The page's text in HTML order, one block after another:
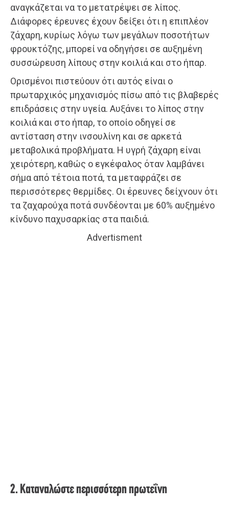
αναγκάζεται να το μετατρέψει σε λίπος.
Διάφορες έρευνες έχουν δείξει ότι η επιπλέον
ζάχαρη, κυρίως λόγω των μεγάλων ποσοτήτων
φρουκτόζης, μπορεί να οδηγήσει σε αυξημένη
συσσώρευση λίπους στην κοιλιά και στο ήπαρ.
Ορισμένοι πιστεύουν ότι αυτός είναι ο
πρωταρχικός μηχανισμός πίσω από τις βλαβερές
επιδράσεις στην υγεία. Αυξάνει το λίπος στην
κοιλιά και στο ήπαρ, το οποίο οδηγεί σε
αντίσταση στην ινσουλίνη και σε αρκετά
μεταβολικά προβλήματα. Η υγρή ζάχαρη είναι
χειρότερη, καθώς ο εγκέφαλος όταν λαμβάνει
σήμα από τέτοια ποτά, τα μεταφράζει σε
περισσότερες θερμίδες. Οι έρευνες δείχνουν ότι
τα ζαχαρούχα ποτά συνδέονται με 60% αυξημένο
κίνδυνο παχυσαρκίας στα παιδιά.
Advertisment
2. Καταναλώστε περισσότερη πρωτεΐνη